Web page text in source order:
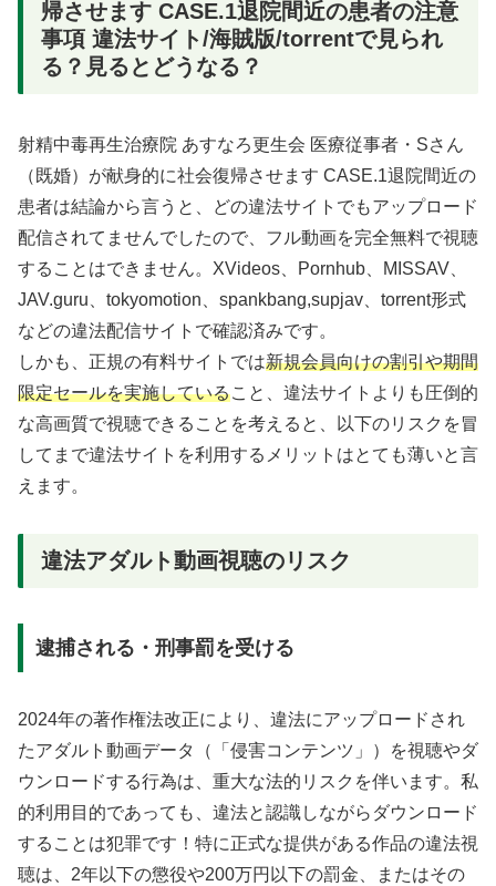
帰させます CASE.1退院間近の患者の注意
事項 違法サイト/海賊版/torrentで見られ
る？見るとどうなる？
射精中毒再生治療院 あすなろ更生会 医療従事者・Sさん
（既婚）が献身的に社会復帰させます CASE.1退院間近の
患者は結論から言うと、どの違法サイトでもアップロード
配信されてませんでしたので、フル動画を完全無料で視聴
することはできません。XVideos、Pornhub、MISSAV、
JAV.guru、tokyomotion、spankbang,supjav、torrent形式
などの違法配信サイトで確認済みです。
しかも、正規の有料サイトでは新規会員向けの割引や期間
限定セールを実施していること、違法サイトよりも圧倒的
な高画質で視聴できることを考えると、以下のリスクを冒
してまで違法サイトを利用するメリットはとても薄いと言
えます。
違法アダルト動画視聴のリスク
逮捕される・刑事罰を受ける
2024年の著作権法改正により、違法にアップロードされ
たアダルト動画データ（「侵害コンテンツ」）を視聴やダ
ウンロードする行為は、重大な法的リスクを伴います。私
的利用目的であっても、違法と認識しながらダウンロード
することは犯罪です！特に正式な提供がある作品の違法視
聴は、2年以下の懲役や200万円以下の罰金、またはその